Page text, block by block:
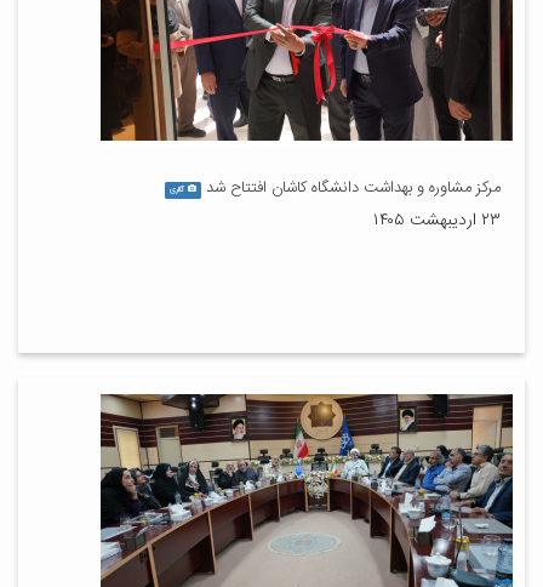
مرکز مشاوره و بهداشت دانشگاه کاشان افتتاح شد گالری
۲۳ اردیبهشت ۱۴۰۵